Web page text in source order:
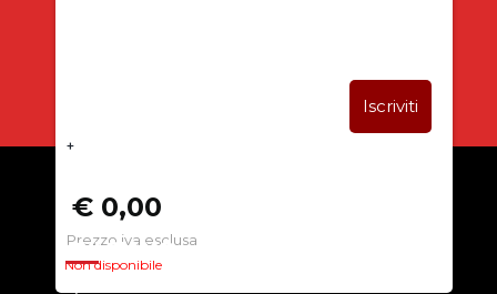
+
€ 0,00
Prezzo iva esclusa
Non disponibile
CHI SIAMO